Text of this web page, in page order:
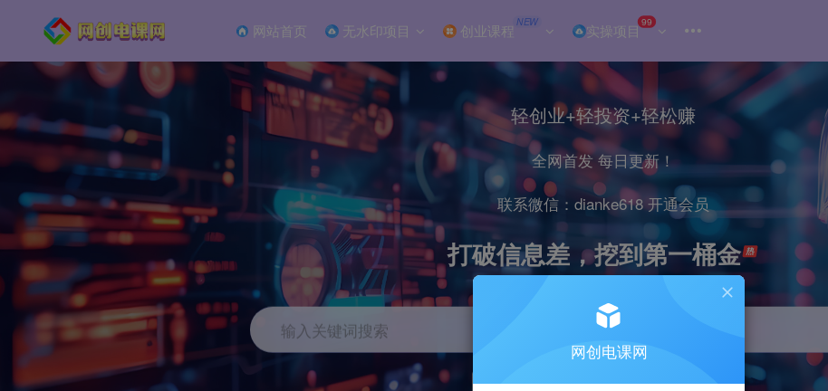
网站首页 无水印项目 创业课程 NEW 实操项目99
轻创业+轻投资+轻松赚
全网首发 每日更新！
联系微信：dianke618 开通会员
打破信息差，挖到第一桶金
输入关键词搜索
引流 抖音 小红书 直播 剪辑 电商
网创电课网